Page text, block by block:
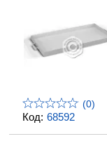
Код: 68592
(0)